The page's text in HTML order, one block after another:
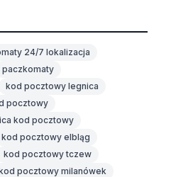
24/7 lokalizacja
paczkomaty
kod pocztowy legnica
pocztowy
kod pocztowy
kod pocztowy elbląg
kod pocztowy tczew
pocztowy milanówek